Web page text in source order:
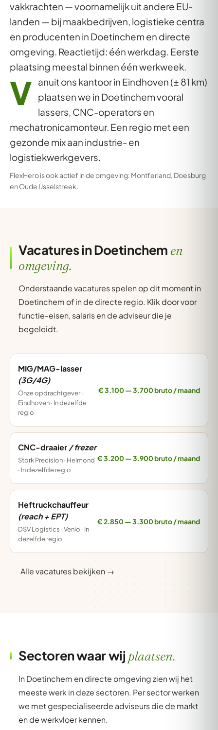
vakkrachten — voornamelijk uit andere EU-
landen — bij maakbedrijven, logistieke centra
en producenten in Doetinchem en directe
omgeving. Reactietijd: één werkdag. Eerste
plaatsing meestal binnen één werkweek.
V anuit ons kantoor in Eindhoven (± 81 km)
plaatsen we in Doetinchem vooral
lassers, CNC-operators en
mechatronicamonteur. Een regio met een
gezonde mix aan industrie- en
logistiekwerkgevers.
FlexHero is ook actief in de omgeving: Montferland, Doesburg
en Oude IJsselstreek.
Vacatures in Doetinchem en
omgeving.
Onderstaande vacatures spelen op dit moment in
Doetinchem of in de directe regio. Klik door voor
functie-eisen, salaris en de adviseur die je
begeleidt.
MIG/MAG-lasser
(3G/4G)
Onze opdrachtgever ·
Eindhoven · In dezelfde
regio
€ 3.100 — 3.700 bruto / maand
CNC-draaier / frezer
Stork Precision · Helmond
· In dezelfde regio
€ 3.200 — 3.900 bruto / maand
Heftruckchauffeur
(reach + EPT)
DSV Logistics · Venlo · In
dezelfde regio
€ 2.850 — 3.300 bruto / maand
Alle vacatures bekijken →
Sectoren waar wij plaatsen.
In Doetinchem en directe omgeving zien wij het
meeste werk in deze sectoren. Per sector werken
we met gespecialiseerde adviseurs die de markt
en de werkvloer kennen.